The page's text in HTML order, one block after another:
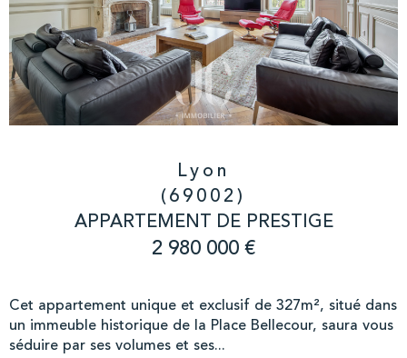
Lyon
(69002)
APPARTEMENT DE PRESTIGE
2 980 000 €
Cet appartement unique et exclusif de 327m², situé dans
un immeuble historique de la Place Bellecour, saura vous
séduire par ses volumes et ses...